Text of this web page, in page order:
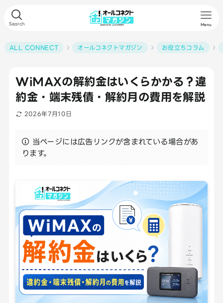
Search Menu
ALL CONNECT オールコネクトマガジン お役立ちコラム
WiMAXの解約金はいくらかかる？違
約金・端末残債・解約月の費用を解説
2026年7月10日
当ページには広告リンクが含まれている場合があ
ります。